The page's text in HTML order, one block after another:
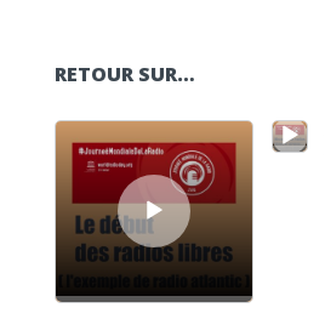
RETOUR SUR…
Lecteur audio
Lecteur audio